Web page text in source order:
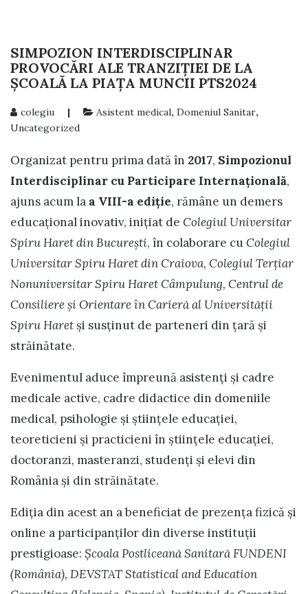
SIMPOZION INTERDISCIPLINAR
PROVOCĂRI ALE TRANZIȚIEI DE LA
ȘCOALĂ LA PIAȚA MUNCII PTS2024
colegiu | Asistent medical, Domeniul Sanitar,
Uncategorized
Organizat pentru prima dată în 2017, Simpozionul
Interdisciplinar cu Participare Internațională,
ajuns acum la a VIII-a ediție, rămâne un demers
educațional inovativ, inițiat de Colegiul Universitar
Spiru Haret din București, în colaborare cuColegiul
Universitar Spiru Haret din Craiova, Colegiul Terțiar
Nonuniversitar Spiru Haret Câmpulung, Centrul de
Consiliere și Orientare în Carieră al Universităţii
Spiru Haret și susținut de parteneri din țară și
străinătate.
Evenimentul aduce împreună asistenți și cadre
medicale active, cadre didactice din domeniile
medical, psihologie și științele educației,
teoreticieni și practicieni în științele educației,
doctoranzi, masteranzi, studenți și elevi din
România și din străinătate.
Ediția din acest an a beneficiat de prezența fizică și
online a participanților din diverse instituții
prestigioase: Școala Postliceană Sanitară FUNDENI
(România), DEVSTAT Statistical and Education